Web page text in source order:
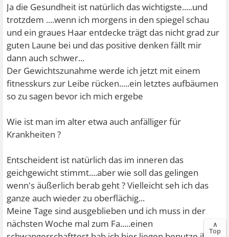
Ja die Gesundheit ist natürlich das wichtigste.....und
trotzdem ....wenn ich morgens in den spiegel schau
und ein graues Haar entdecke trägt das nicht grad zur
guten Laune bei und das positive denken fällt mir
dann auch schwer...
Der Gewichtszunahme werde ich jetzt mit einem
fitnesskurs zur Leibe rücken.....ein letztes aufbäumen
so zu sagen bevor ich mich ergebe
Wie ist man im alter etwa auch anfälliger für
Krankheiten ?
Entscheident ist natürlich das im inneren das
geichgewicht stimmt....aber wie soll das gelingen
wenn's äußerlich berab geht ? Vielleicht seh ich das
ganze auch wieder zu oberflächig...
Meine Tage sind ausgeblieben und ich muss in der
nächsten Woche mal zum Fa.....einen
∧
Top